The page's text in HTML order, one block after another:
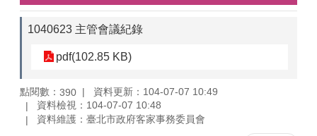
1040623 主管會議紀錄
pdf(102.85 KB)
點閱數： 390
資料更新：104-07-07 10:49
資料檢視：104-07-07 10:48
資料維護：臺北市政府客家事務委員會